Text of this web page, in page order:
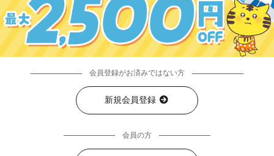
会員登録がお済みではない方
新規会員登録
会員の方